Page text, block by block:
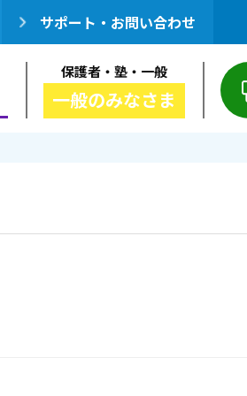
サポート・お問い合わせ
保護者・塾・一般
一般のみなさま